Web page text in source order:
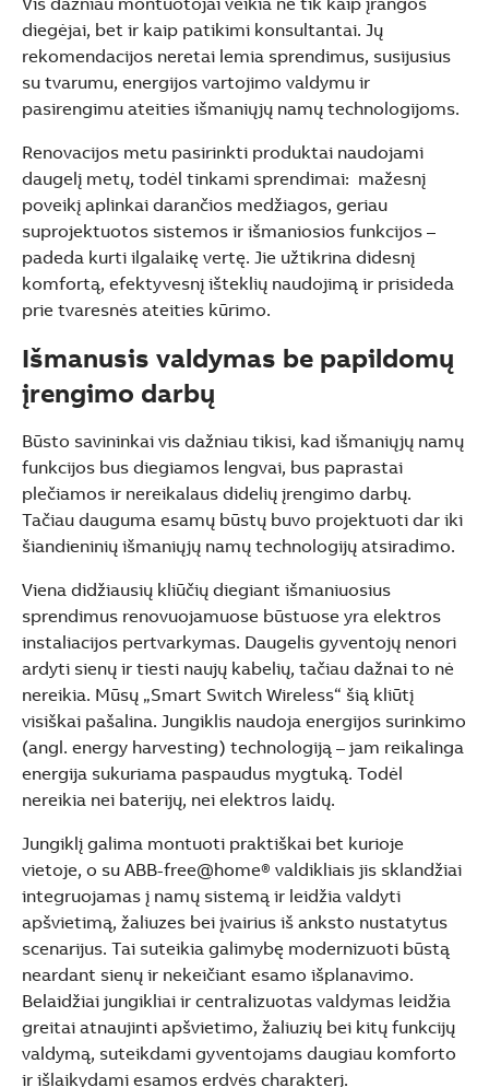
diegėjai, bet ir kaip patikimi konsultantai. Jų
rekomendacijos neretai lemia sprendimus, susijusius
su tvarumu, energijos vartojimo valdymu ir
pasirengimu ateities išmaniųjų namų technologijoms.
Renovacijos metu pasirinkti produktai naudojami
daugelį metų, todėl tinkami sprendimai: mažesnį
poveikį aplinkai darančios medžiagos, geriau
suprojektuotos sistemos ir išmaniosios funkcijos –
padeda kurti ilgalaikę vertę. Jie užtikrina didesnį
komfortą, efektyvesnį išteklių naudojimą ir prisideda
prie tvaresnės ateities kūrimo.
Išmanusis valdymas be papildomų
įrengimo darbų
Būsto savininkai vis dažniau tikisi, kad išmaniųjų namų
funkcijos bus diegiamos lengvai, bus paprastai
plečiamos ir nereikalaus didelių įrengimo darbų.
Tačiau dauguma esamų būstų buvo projektuoti dar iki
šiandieninių išmaniųjų namų technologijų atsiradimo.
Viena didžiausių kliūčių diegiant išmaniuosius
sprendimus renovuojamuose būstuose yra elektros
instaliacijos pertvarkymas. Daugelis gyventojų nenori
ardyti sienų ir tiesti naujų kabelių, tačiau dažnai to nė
nereikia. Mūsų „Smart Switch Wireless“ šią kliūtį
visiškai pašalina. Jungiklis naudoja energijos surinkimo
(angl. energy harvesting) technologiją – jam reikalinga
energija sukuriama paspaudus mygtuką. Todėl
nereikia nei baterijų, nei elektros laidų.
Jungiklį galima montuoti praktiškai bet kurioje
vietoje, o su ABB-free@home® valdikliais jis sklandžiai
integruojamas į namų sistemą ir leidžia valdyti
apšvietimą, žaliuzes bei įvairius iš anksto nustatytus
scenarijus. Tai suteikia galimybę modernizuoti būstą
neardant sienų ir nekeičiant esamo išplanavimo.
Belaidžiai jungikliai ir centralizuotas valdymas leidžia
greitai atnaujinti apšvietimo, žaliuzių bei kitų funkcijų
valdymą, suteikdami gyventojams daugiau komforto
ir išlaikydami esamos erdvės charakterį.